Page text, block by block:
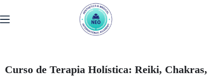
Curso de Terapia Holística: Reiki, Chakras,